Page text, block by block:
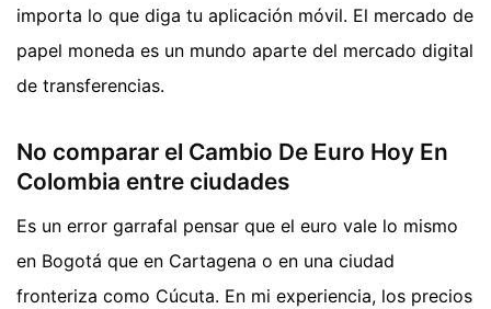
importa lo que diga tu aplicación móvil. El mercado de
papel moneda es un mundo aparte del mercado digital
de transferencias.
No comparar el Cambio De Euro Hoy En
Colombia entre ciudades
Es un error garrafal pensar que el euro vale lo mismo
en Bogotá que en Cartagena o en una ciudad
fronteriza como Cúcuta. En mi experiencia, los precios